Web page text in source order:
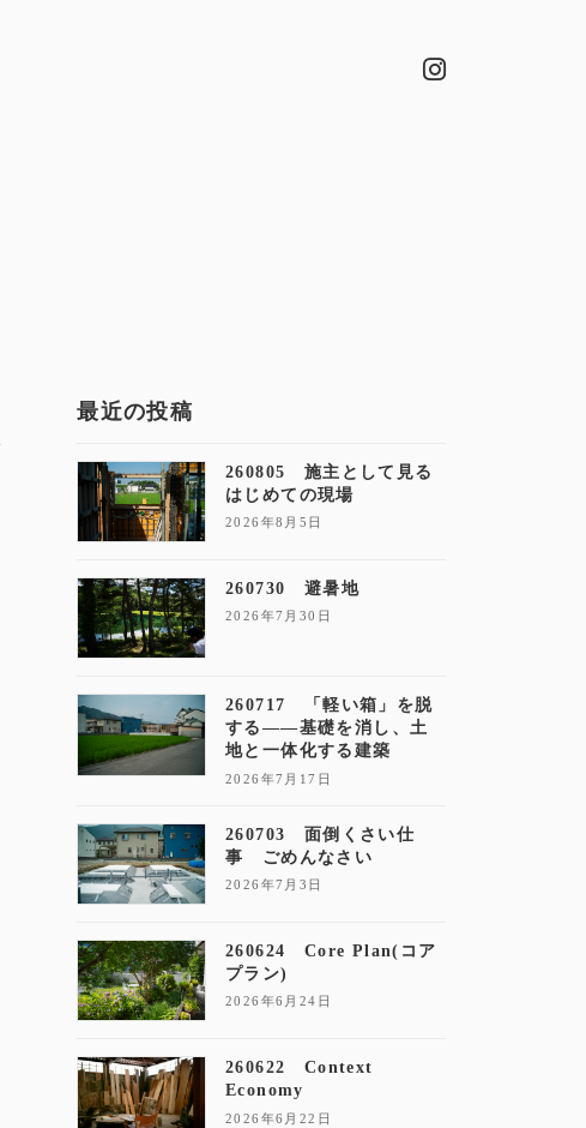
最近の投稿
260805 施主として見る
はじめての現場
2026年8月5日
260730 避暑地
2026年7月30日
260717 「軽い箱」を脱
する——基礎を消し、土
地と一体化する建築
2026年7月17日
260703 面倒くさい仕
事 ごめんなさい
2026年7月3日
260624 Core Plan(コア
プラン)
2026年6月24日
260622 Context
Economy
2026年6月22日